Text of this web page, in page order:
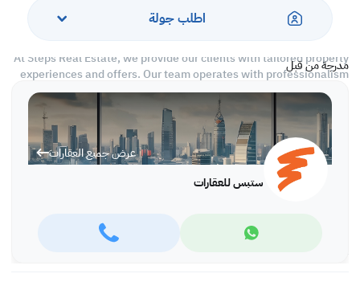
اطلب جولة
مدرجة من قبل
عرض جميع العقارات
ستبس للعقارات
Call us to schedule a viewing today!
At Steps Real Estate, we provide our clients with tailored property
experiences and offers. Our team operates with professionalism
and care to deliver you the best properties in the market. We are
aiming to maximize our customer satisfaction and obtain a
lifetime relationship. Whether it is business or personal, we
operate a wide portfolio to suit your requirements when looking
for offices, shops, residential, warehouses…etc.
Find more at https://www.steps.com.qa
Licensed no. 000037